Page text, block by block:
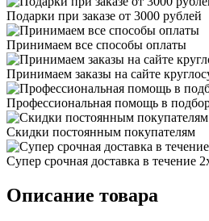
Подарки при заказе от 3000 рублей
Принимаем все способы оплаты
Принимаем заказы на сайте
Профессиональная помощь в
Скидки постоянным покупателям
Супер срочная доставка в течение
Описание товара